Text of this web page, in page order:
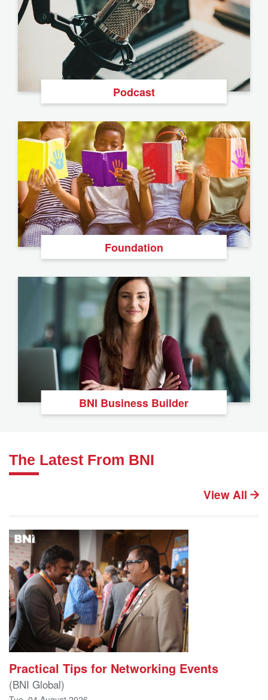
Podcast
Foundation
BNI Business Builder
The Latest From BNI
View All
Practical Tips for Networking Events
(BNI Global)